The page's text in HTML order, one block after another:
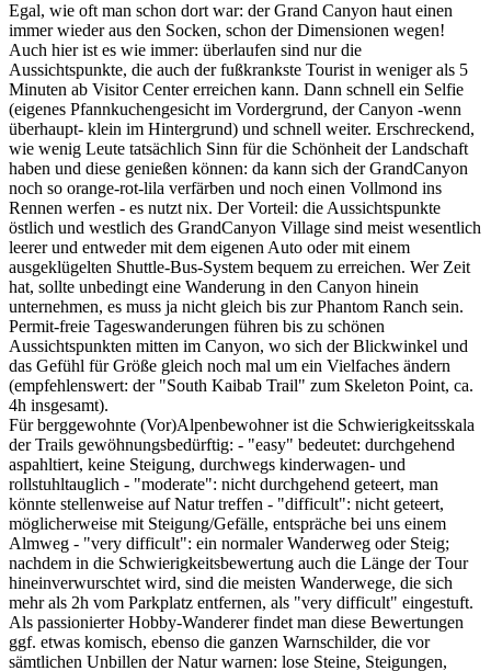
Egal, wie oft man schon dort war: der Grand Canyon haut einen
immer wieder aus den Socken, schon der Dimensionen wegen!
Auch hier ist es wie immer: überlaufen sind nur die
Aussichtspunkte, die auch der fußkrankste Tourist in weniger als 5
Minuten ab Visitor Center erreichen kann. Dann schnell ein Selfie
(eigenes Pfannkuchengesicht im Vordergrund, der Canyon -wenn
überhaupt- klein im Hintergrund) und schnell weiter. Erschreckend,
wie wenig Leute tatsächlich Sinn für die Schönheit der Landschaft
haben und diese genießen können: da kann sich der GrandCanyon
noch so orange-rot-lila verfärben und noch einen Vollmond ins
Rennen werfen - es nutzt nix. Der Vorteil: die Aussichtspunkte
östlich und westlich des GrandCanyon Village sind meist wesentlich
leerer und entweder mit dem eigenen Auto oder mit einem
ausgeklügelten Shuttle-Bus-System bequem zu erreichen. Wer Zeit
hat, sollte unbedingt eine Wanderung in den Canyon hinein
unternehmen, es muss ja nicht gleich bis zur Phantom Ranch sein.
Permit-freie Tageswanderungen führen bis zu schönen
Aussichtspunkten mitten im Canyon, wo sich der Blickwinkel und
das Gefühl für Größe gleich noch mal um ein Vielfaches ändern
(empfehlenswert: der "South Kaibab Trail" zum Skeleton Point, ca.
4h insgesamt).
Für berggewohnte (Vor)Alpenbewohner ist die Schwierigkeitsskala
der Trails gewöhnungsbedürftig: - "easy" bedeutet: durchgehend
aspahltiert, keine Steigung, durchwegs kinderwagen- und
rollstuhltauglich - "moderate": nicht durchgehend geteert, man
könnte stellenweise auf Natur treffen - "difficult": nicht geteert,
möglicherweise mit Steigung/Gefälle, entspräche bei uns einem
Almweg - "very difficult": ein normaler Wanderweg oder Steig;
nachdem in die Schwierigkeitsbewertung auch die Länge der Tour
hineinverwurschtet wird, sind die meisten Wanderwege, die sich
mehr als 2h vom Parkplatz entfernen, als "very difficult" eingestuft.
Als passionierter Hobby-Wanderer findet man diese Bewertungen
ggf. etwas komisch, ebenso die ganzen Warnschilder, die vor
sämtlichen Unbillen der Natur warnen: lose Steine, Steigungen,